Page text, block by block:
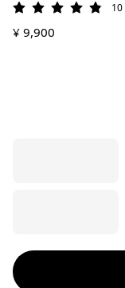
評価: 4.9 / 5
10
¥ 9,900